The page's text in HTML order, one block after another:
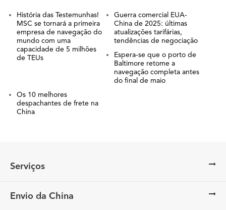
História das Testemunhas!
MSC se tornará a primeira
empresa de navegação do
mundo com uma
capacidade de 5 milhões
de TEUs
Guerra comercial EUA-
China de 2025: últimas
atualizações tarifárias,
tendências de negociação
Espera-se que o porto de
Baltimore retome a
navegação completa antes
do final de maio
Os 10 melhores
despachantes de frete na
China
Serviços
Envio da China